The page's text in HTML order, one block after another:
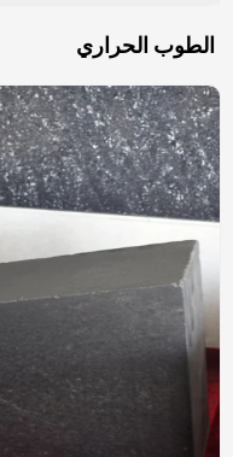
الطوب الحراري